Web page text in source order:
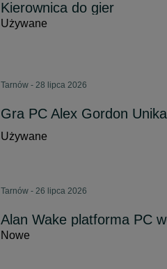
Kierownica do gier
Używane
Tarnów - 28 lipca 2026
Gra PC Alex Gordon
Używane
Tarnów - 26 lipca 2026
Alan Wake platforma PC
Nowe